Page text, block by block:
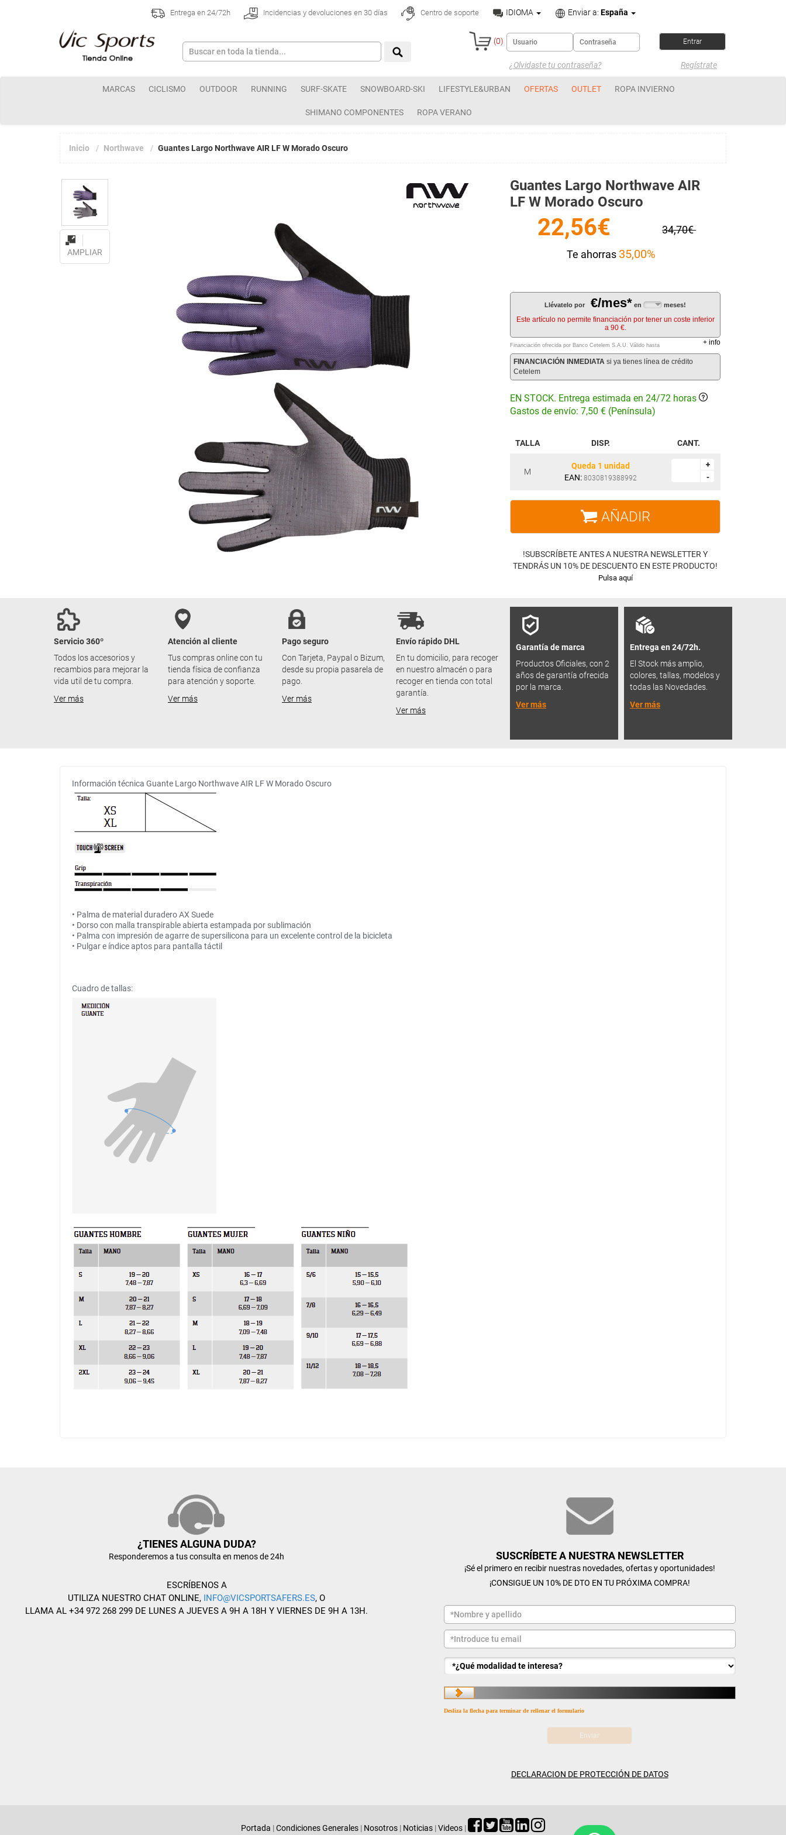
Entrega en 24/72h Incidencias y devoluciones en 30 días Centro de soporte IDIOMA Enviar a: España
(0)
¿Olvidaste tu contraseña? Regístrate
MARCAS CICLISMO OUTDOOR RUNNING SURF-SKATE SNOWBOARD-SKI LIFESTYLE&URBAN OFERTAS OUTLET ROPA INVIERNO
SHIMANO COMPONENTES ROPA VERANO
Inicio Northwave Guantes Largo Northwave AIR LF W Morado Oscuro
AMPLIAR
Guantes Largo Northwave AIR
LF W Morado Oscuro
22,56€
34,70€
Te ahorras 35,00%
Llévatelo por €/mes* en meses!
Este artículo no permite financiación por tener un coste inferior
a 90 €.
Financiación ofrecida por Banco Cetelem S.A.U. Válido hasta + info
FINANCIACIÓN INMEDIATA si ya tienes línea de crédito
Cetelem
EN STOCK. Entrega estimada en 24/72 horas
Gastos de envío: 7,50 € (Península)
TALLA DISP. CANT.
M
Queda 1 unidad
EAN: 8030819388992
+
-
+
-
AÑADIR
!SUBSCRÍBETE ANTES A NUESTRA NEWSLETTER Y
TENDRÁS UN 10% DE DESCUENTO EN ESTE PRODUCTO!
Pulsa aquí
Servicio 360º
Todos los accesorios y
recambios para mejorar la
vida util de tu compra.
Ver más
Atención al cliente
Tus compras online con tu
tienda física de confianza
para atención y soporte.
Ver más
Pago seguro
Con Tarjeta, Paypal o Bizum,
desde su propia pasarela de
pago.
Ver más
Envío rápido DHL
En tu domicilio, para recoger
en nuestro almacén o para
recoger en tienda con total
garantía.
Ver más
Garantía de marca
Productos Oficiales, con 2
años de garantía ofrecida
por la marca.
Ver más
Entrega en 24/72h.
El Stock más amplio,
colores, tallas, modelos y
todas las Novedades.
Ver más
Información técnica Guante Largo Northwave AIR LF W Morado Oscuro
• Palma de material duradero AX Suede
• Dorso con malla transpirable abierta estampada por sublimación
• Palma con impresión de agarre de supersilicona para un excelente control de la bicicleta
• Pulgar e índice aptos para pantalla táctil
Cuadro de tallas:
¿TIENES ALGUNA DUDA?
Responderemos a tus consulta en menos de 24h
ESCRÍBENOS A
UTILIZA NUESTRO CHAT ONLINE, INFO@VICSPORTSAFERS.ES, O
LLAMA AL +34 972 268 299 DE LUNES A JUEVES A 9H A 18H Y VIERNES DE 9H A 13H.
SUSCRÍBETE A NUESTRA NEWSLETTER
¡Sé el primero en recibir nuestras novedades, ofertas y oportunidades!
¡CONSIGUE UN 10% DE DTO EN TU PRÓXIMA COMPRA!
Desliza la flecha para terminar de rellenar el formulario
DECLARACION DE PROTECCIÓN DE DATOS
Portada |Condiciones Generales | Nosotros | Noticias |Videos |